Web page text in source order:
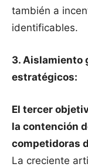
también a
identificables.
3. Aislamiento
estratégicos:
El tercer
la contención
competidoras
La creciente